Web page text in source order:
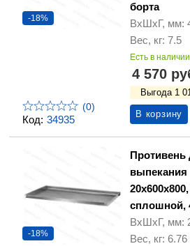
Код: 34935
-18%
(0)
борта
ВхШхГ, мм:
Вес, кг: 7.5
Есть в наличии
4 570
Выгода 1
В корзину
-18%
Противень
сплошной,
ВхШхГ, мм:
Вес, кг: 6.76